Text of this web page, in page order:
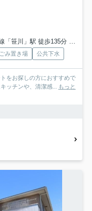
「笹川」駅 徒歩135分 成田
み置き場 公共下水
をお探しの方におすすめで
ッチンや、清潔感... もっと